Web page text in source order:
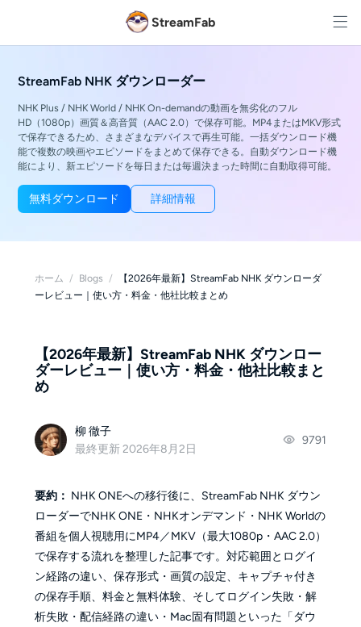
StreamFab
StreamFab NHK ダウンローダー
NHK Plus / NHK World / NHK On-demandの動画を無劣化のフル
HD（1080p）画質＆高音質（AAC 2.0）で保存可能。MP4またはMKV形式
で保存できるため、さまざまなデバイスで再生可能。一括ダウンロード機
能で複数の映画やエピソードをまとめて保存できる。自動ダウンロード機
能により、新エピソードを毎日または毎週決まった時間に自動取得可能。
無料ダウンロード 詳細情報
ホーム / Blogs /
【2026年最新】StreamFab NHK ダウンローダ
ーレビュー｜使い方・料金・他社比較まとめ
【2026年最新】StreamFab NHK ダウンロー
ダーレビュー｜使い方・料金・他社比較まと
め
柳 徹子
最終更新 2026年8月2日
9791
要約： NHK ONEへの移行後に、StreamFab NHK ダウン
ローダーでNHK ONE・NHKオンデマンド・NHK Worldの
番組を個人視聴用にMP4／MKV（最大1080p・AAC 2.0）
で保存する流れを整理した記事です。対応範囲とログイ
ン経路の違い、保存形式・画質の設定、キャプチャ付き
の保存手順、料金と無料体験、そしてログイン失敗・解
析失敗・配信経路の違い・Mac固有問題といった「ダウ